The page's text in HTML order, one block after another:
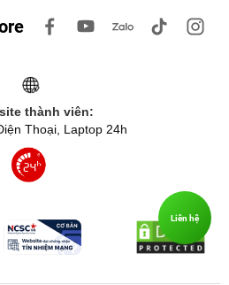
thành viên:
Thoại, Laptop 24h
Liên hệ